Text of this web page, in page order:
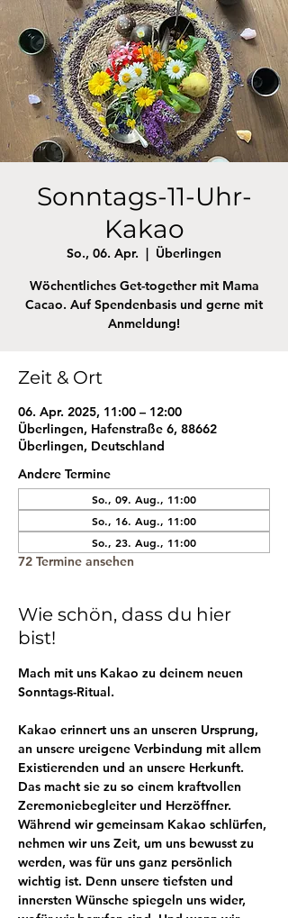
Sonntags-11-Uhr-
Kakao
So., 06. Apr.
  |
Überlingen
Wöchentliches Get-together mit Mama
Cacao. Auf Spendenbasis und gerne mit
Anmeldung!
Zeit & Ort
06. Apr. 2025, 11:00 – 12:00
Überlingen, Hafenstraße 6, 88662
Überlingen, Deutschland
Andere Termine
So., 09. Aug., 11:00
So., 16. Aug., 11:00
So., 23. Aug., 11:00
72 Termine ansehen
Wie schön, dass du hier
bist!
Mach mit uns Kakao zu deinem neuen
Sonntags-Ritual.
Kakao erinnert uns an unseren Ursprung,
an unsere ureigene Verbindung mit allem
Existierenden und an unsere Herkunft.
Das macht sie zu so einem kraftvollen
Zeremoniebegleiter und Herzöffner.
Während wir gemeinsam Kakao schlürfen,
nehmen wir uns Zeit, um uns bewusst zu
werden, was für uns ganz persönlich
wichtig ist. Denn unsere tiefsten und
innersten Wünsche spiegeln uns wider,